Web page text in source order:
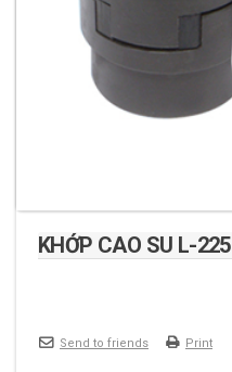
KHỚP CAO SU L-225
Send to friends Print